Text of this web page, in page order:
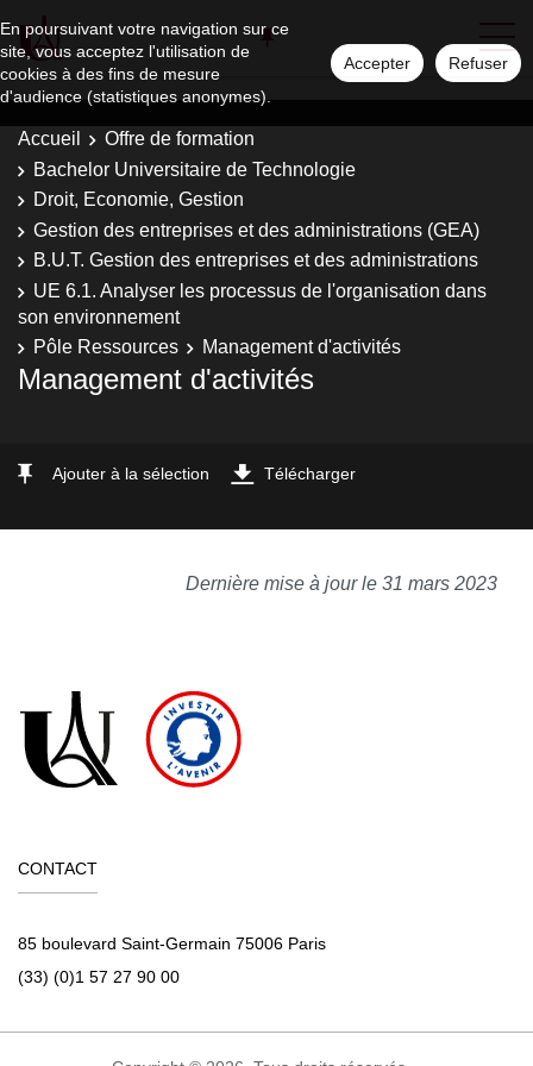
En poursuivant votre navigation sur ce
site, vous acceptez l'utilisation de
cookies à des fins de mesure
d'audience (statistiques anonymes).
Accepter Refuser
Accueil
Offre de formation
Bachelor Universitaire de Technologie
Droit, Economie, Gestion
Gestion des entreprises et des administrations (GEA)
B.U.T. Gestion des entreprises et des administrations
UE 6.1. Analyser les processus de l'organisation dans
son environnement
Pôle Ressources
Management d'activités
Management d'activités
Ajouter à la sélection Télécharger
Dernière mise à jour le 31 mars 2023
CONTACT
85 boulevard Saint-Germain 75006 Paris
(33) (0)1 57 27 90 00